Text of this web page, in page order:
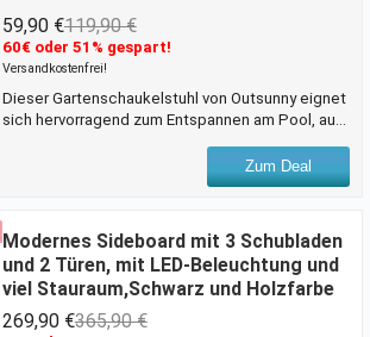
59,90 €119,90 €
60€ oder 51% gespart!
Versandkostenfrei!
Dieser Gartenschaukelstuhl von Outsunny eignet
sich hervorragend zum Entspannen am Pool, auf
Außenbereichen! Er ist ergonomisch geformt
und hat einen atmungsaktiven Bezug aus
und die Bildung von Schweiß verhindert. Ein
abnehmbares, gepolstertes Kissen ist im
Lieferumfang enthalten und sorgt für
zusätzlichen Komfort in Ihrer
Freizeit.Beschreibung:- Gefertigt aus
Zum Deal
Modernes Sideboard mit 3 Schubladen
und 2 Türen, mit LED-Beleuchtung und
viel Stauraum,Schwarz und Holzfarbe
269,90 €365,90 €